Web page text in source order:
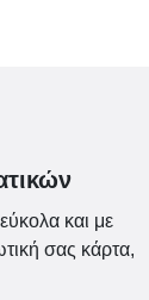
και με
σας κάρτα,